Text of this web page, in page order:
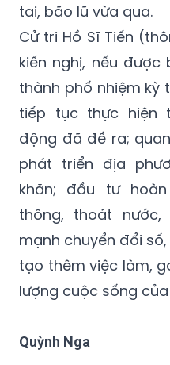
tai, bão lũ vừa qua.
Cử tri Hồ Sĩ Tiến
kiến nghị, nếu được
thành phố nhiệm kỳ
tiếp tục thực hiện
động đã đề ra;
phát triển địa
khăn; đầu tư
thông, thoát
mạnh chuyển đổi
tạo thêm việc làm,
lượng cuộc sống
Quỳnh Nga